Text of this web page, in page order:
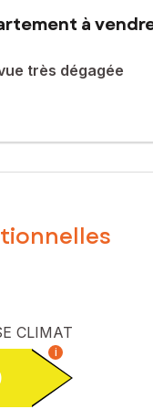
à
très dégagée
trucage, j 'ai juste
amoureux d'une
aisés dans toute
3 chambres et
l'article L. 721-1 du
ce bien est
CLIMAT
i